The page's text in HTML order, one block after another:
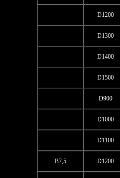
D1200
D1300
D1400
D1500
D900
D1000
D1100
В7,5 D1200